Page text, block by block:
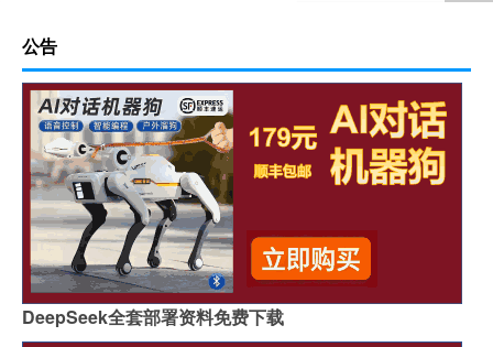
公告
DeepSeek全套部署资料免费下载